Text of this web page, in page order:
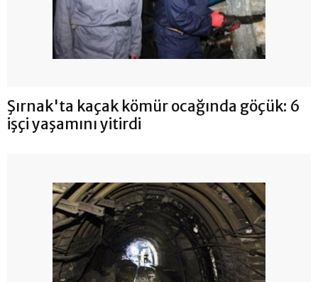
Şırnak'ta kaçak kömür ocağında göçük: 6
işçi yaşamını yitirdi